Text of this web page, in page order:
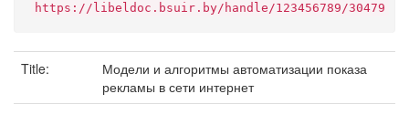
https://libeldoc.bsuir.by/handle/123456789/30479
Title:
Модели и алгоритмы автоматизации показа
рекламы в сети интернет